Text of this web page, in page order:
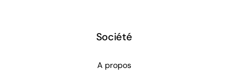
Société
A propos